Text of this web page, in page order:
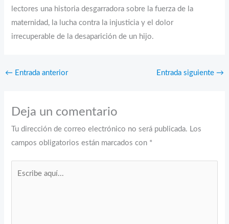
lectores una historia desgarradora sobre la fuerza de la
maternidad, la lucha contra la injusticia y el dolor
irrecuperable de la desaparición de un hijo.
← Entrada anterior Entrada siguiente →
Deja un comentario
Tu dirección de correo electrónico no será publicada. Los
campos obligatorios están marcados con *